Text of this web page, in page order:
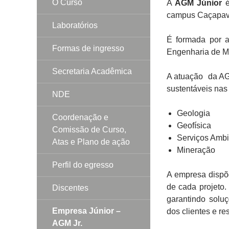
A AGM Júnior
campus
É formada por
Engenharia de
A atuação da
sustentáveis nas
Geologia
Geofísica
Serviços
Mineração
A empresa
de cada
garantindo
dos clientes e
O Curso
Laboratórios
Formas de ingresso
Secretaria Acadêmica
NDE
Coordenação e
Comissão de Curso,
Atas e Plano de ação
Perfil do egresso
Discentes
Empresa Júnior –
AGM Jr.